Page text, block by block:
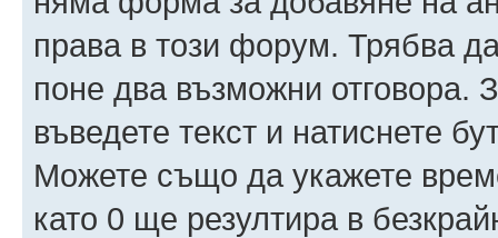
права в този форум. Трябва
поне два възможни отговора.
въведете текст и натиснете
Можете също да укажете
като 0 ще резултира в